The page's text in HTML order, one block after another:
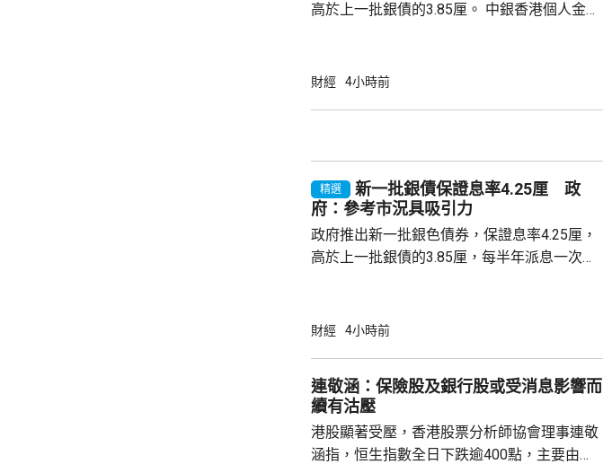
高於上一批銀債的3.85厘。 中銀香港個人金融
帶動股市和債市波動，令風險較低及收益穩定
年超過30萬人參與，預料今次認購人數會更
多，建議市民可考慮購買20...
財經 4小時前
精選
新一批銀債保證息率4.25厘 政
府：參考市況具吸引力
政府推出新一批銀色債券，保證息率4.25厘，
高於上一批銀債的3.85厘，每半年派息一次。
100手債券；持有有效香港身份證、1967年或
符合認購資格，會視乎認購反應，將目標發行
額上調至最多550億元。 財經事務及庫務局局
長許...
財經 4小時前
連敬涵：保險股及銀行股或受消息影響而
續有沽壓
港股顯著受壓，香港股票分析師協會理事連敬
涵指，恒生指數全日下跌逾400點，主要由於